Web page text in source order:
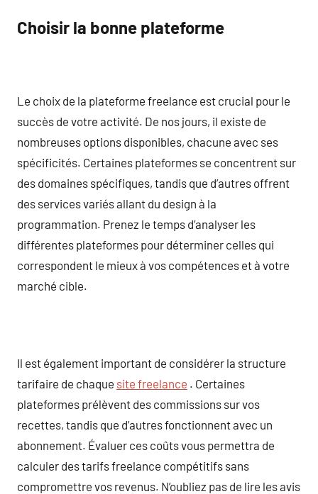
Choisir la bonne plateforme
Le choix de la plateforme freelance est crucial pour le
succès de votre activité. De nos jours, il existe de
nombreuses options disponibles, chacune avec ses
spécificités. Certaines plateformes se concentrent sur
des domaines spécifiques, tandis que d’autres offrent
des services variés allant du design à la
programmation. Prenez le temps d’analyser les
différentes plateformes pour déterminer celles qui
correspondent le mieux à vos compétences et à votre
marché cible.
Il est également important de considérer la structure
tarifaire de chaque site freelance . Certaines
plateformes prélèvent des commissions sur vos
recettes, tandis que d’autres fonctionnent avec un
abonnement. Évaluer ces coûts vous permettra de
calculer des tarifs freelance compétitifs sans
compromettre vos revenus. N’oubliez pas de lire les avis